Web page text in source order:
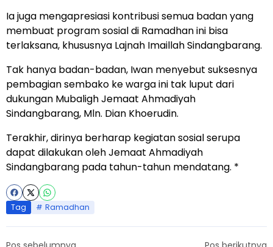
Ia juga mengapresiasi kontribusi semua badan yang
membuat program sosial di Ramadhan ini bisa
terlaksana, khususnya Lajnah Imaillah Sindangbarang.
Tak hanya badan-badan, Iwan menyebut suksesnya
pembagian sembako ke warga ini tak luput dari
dukungan Mubaligh Jemaat Ahmadiyah
Sindangbarang, Mln. Dian Khoerudin.
Terakhir, dirinya berharap kegiatan sosial serupa
dapat dilakukan oleh Jemaat Ahmadiyah
Sindangbarang pada tahun-tahun mendatang. *
Tag Ramadhan